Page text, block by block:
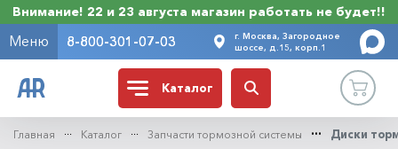
Внимание! 22 и 23 августа магазин работать не будет!!
Меню 8-800-301-07-03
г. Москва, Загородное
шоссе, д.15, корп.1
Каталог
Главная Каталог Запчасти тормозной системы Диски